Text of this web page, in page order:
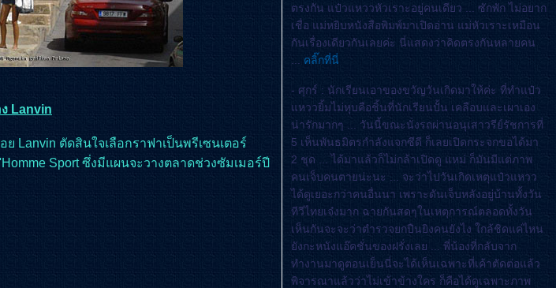
Lanvin
Lanvin ตัดสินใจเลือกราฟาเป็นพรีเซนเตอร์
Sport ซึ่งมีแผนจะวางตลาดช่วงซัมเมอร์ปี
ตรงกัน แป๋วแหววหัวเราะอยู่คนเดียว ... ซักพัก ไม่อยาก
เชื่อ แม่หยิบหนังสือพิมพ์มาเปิดอ่าน แม่หัวเราะเหมือน
กันเรื่องเดียวกันเลยค่ะ นี่แสดงว่าคิดตรงกันหลายคน
คลิ๊กที่นี่
- ศุกร์ : นักเรียนเอาของขวัญวันเกิดมาให้ค่ะ ที่ทำแป๋ว
หววยิ้มไม่หุบคือชิ้นที่นักเรียนปั้น เคลือบและเผาเอง
น่ารักมากๆ ... วันนี้ขณะนั่งรถผ่านอนุเสาวรีย์รัชการที่
5 เห็นพันธมิตรกำลังแจกซีดี ก็เลยเปิดกระจกขอได้มา
2 ชุด ... ได้มาแล้วก็ไม่กล้าเปิดดู แหม่ ก็มันมีแต่ภาพ
คนเจ็บคนตายน่ะนะ ... จะว่าไปวันเกิดเหตุแป๋วแหวว
ได้ดูเยอะกว่าคนอื่นนา เพราะดันเจ็บหลังอยู่บ้านทั้งวัน
ทีวีไทยเจ๋งมาก ฉายกันสดๆในเหตุการณ์ตลอดทั้งวัน
เห็นกันจะจะว่าตำรวจยกปืนยิงคนยังไง ใกล้ชิดแค่ไหน
ังกะหนังแอ๊คชั่นของฝรั่งเลย ... พี่น้องที่กลับจาก
ทำงานมาดูตอนเย็นนี่จะได้เห็นเฉพาะที่เค้าตัดต่อแล้ว
พิจารณาแล้วว่าไม่เข้าข้างใคร ก็คือได้ดูเฉพาะภาพ